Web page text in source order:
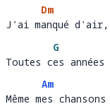
J'ai m
Dm
anq
J'ai manqué
Toutes c
G
es
Toutes ces
Même m
Am
es
Même mes